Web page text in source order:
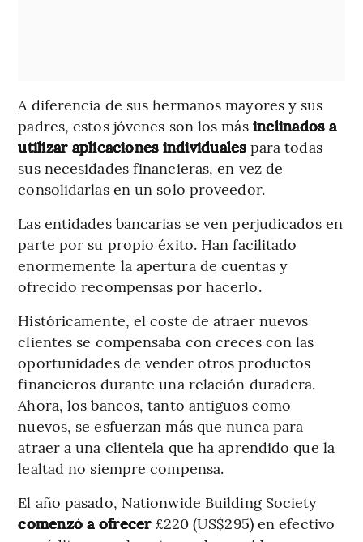
A diferencia de sus hermanos mayores y sus
padres, estos jóvenes son los másinclinados a
utilizar aplicaciones individuales para todas
sus necesidades financieras, en vez de
consolidarlas en un solo proveedor.
Las entidades bancarias se ven perjudicados en
parte por su propio éxito. Han facilitado
enormemente la apertura de cuentas y
ofrecido recompensas por hacerlo.
Históricamente, el coste de atraer nuevos
clientes se compensaba con creces con las
oportunidades de vender otros productos
financieros durante una relación duradera.
Ahora, los bancos, tanto antiguos como
nuevos, se esfuerzan más que nunca para
atraer a una clientela que ha aprendido que la
lealtad no siempre compensa.
El año pasado, Nationwide Building Society
comenzó a ofrecer£220 (US$295) en efectivo